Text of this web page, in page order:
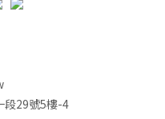
段29號5樓-4